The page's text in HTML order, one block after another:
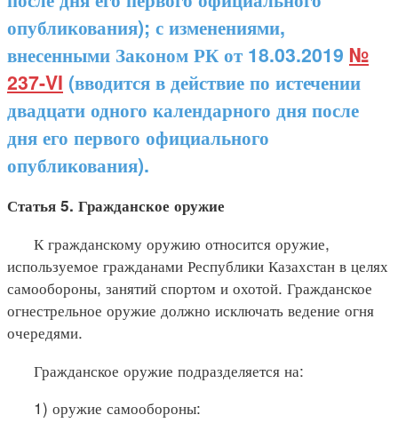
опубликования); с изменениями,
внесенными Законом РК от 18.03.2019 №
237-VI (вводится в действие по истечении
двадцати одного календарного дня после
дня его первого официального
опубликования).
Статья 5. Гражданское оружие
К гражданскому оружию относится оружие,
используемое гражданами Республики Казахстан в целях
самообороны, занятий спортом и охотой. Гражданское
огнестрельное оружие должно исключать ведение огня
очередями.
Гражданское оружие подразделяется на:
1) оружие самообороны: